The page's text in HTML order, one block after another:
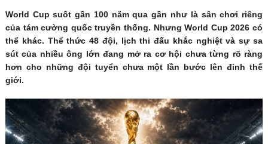
World Cup suốt gần 100 năm qua gần như là sân chơi riêng
của tám cường quốc truyền thống. Nhưng World Cup 2026 có
thể khác. Thể thức 48 đội, lịch thi đấu khắc nghiệt và sự sa
sút của nhiều ông lớn đang mở ra cơ hội chưa từng rõ ràng
hơn cho những đội tuyển chưa một lần bước lên đỉnh thế
giới.